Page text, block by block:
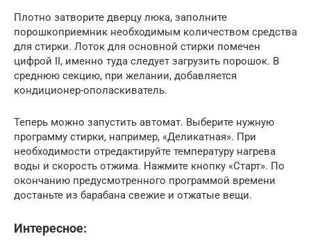
Плотно затворите дверцу люка, заполните
порошкоприемник необходимым количеством средства
для стирки. Лоток для основной стирки помечен
цифрой II, именно туда следует загрузить порошок. В
среднюю секцию, при желании, добавляется
кондиционер-ополаскиватель.
Теперь можно запустить автомат. Выберите нужную
программу стирки, например, «Деликатная». При
необходимости отредактируйте температуру нагрева
воды и скорость отжима. Нажмите кнопку «Старт». По
окончанию предусмотренного программой времени
достаньте из барабана свежие и отжатые вещи.
Интересное: